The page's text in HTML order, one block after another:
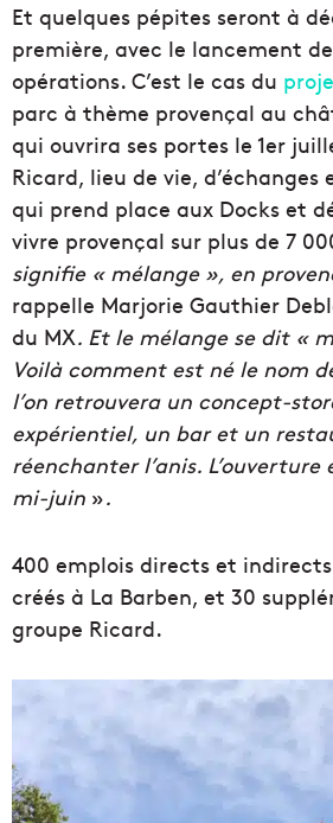
Et quelques pépites seront à
première, avec le lancement
opérations. C’est le cas du
parc à thème provençal au
qui ouvrira ses portes le 1er
Ricard, lieu de vie,
qui prend place aux Docks et
vivre provençal sur plus de 7
signifie « mélange », en
rappelle Marjorie Gauthier
du MX. Et le mélange se dit «
Voilà comment est né le nom
l’on retrouvera un concept-
expérientiel, un bar et un
réenchanter l’anis.
mi-juin ».
400 emplois directs et
créés à La Barben, et 30
groupe Ricard.